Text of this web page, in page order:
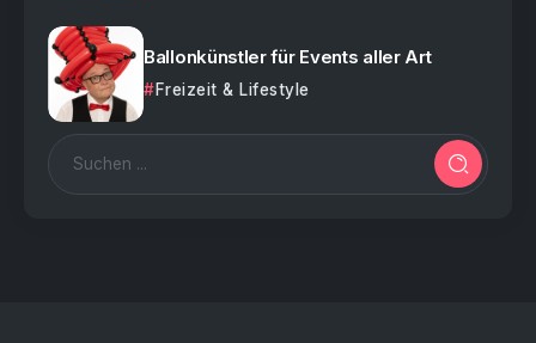
Ballonkünstler für Events aller Art
Freizeit & Lifestyle